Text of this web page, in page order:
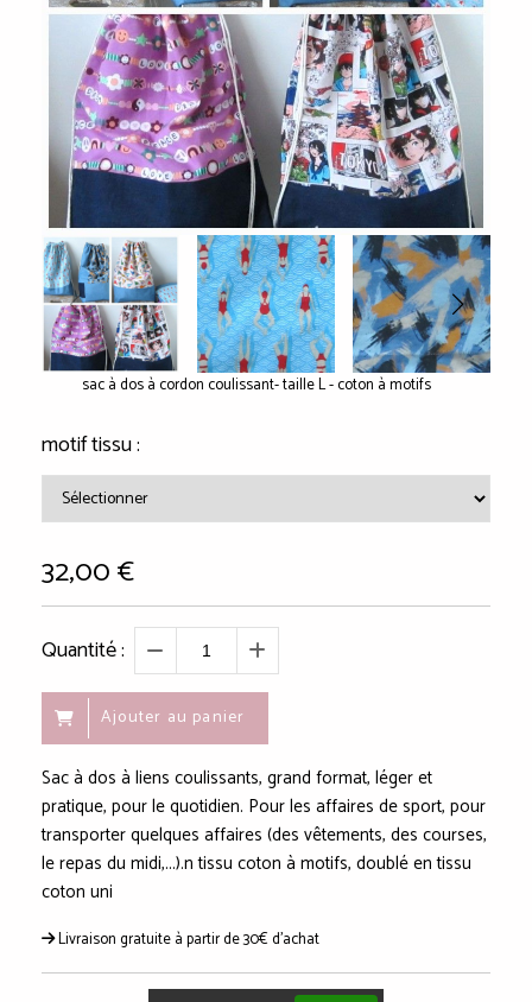
sac à dos à cordon coulissant- taille L - coton à motifs
motif tissu :
32,00€
Quantité :
Ajouter au panier
Sac à dos à liens coulissants, grand format, léger et
pratique, pour le quotidien. Pour les affaires de sport, pour
transporter quelques affaires (des vêtements, des courses,
le repas du midi,...).n tissu coton à motifs, doublé en tissu
coton uni
Livraison gratuite à partir de 30€ d'achat